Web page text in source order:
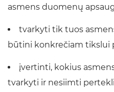
asmens duomenų
tvarkyti tik tuos
būtini konkrečiam tikslui
įvertinti, kokius
tvarkyti ir nesiimti